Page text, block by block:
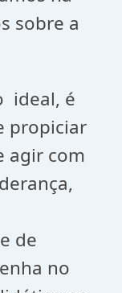
sobre a
ideal, é
propiciar
agir com
de
no